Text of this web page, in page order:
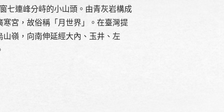
七連峰分峙的小山頭。由青灰岩構成
宮，故俗稱「月世界」。在臺灣提
嶺，向南伸延經大內、玉井、左